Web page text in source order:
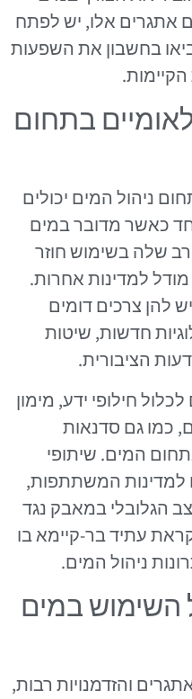
אתגרים אלו, יש לפתח
בחשבון את השפעות
בתחום
ניהול המים יכולים
כאשר מדובר במים
שלה בשימוש חוזר
למדינות אחרות.
להן צרכים דומים
חדשות, שיטות
הציבורית.
חילופי ידע, מימון
כמו גם סדנאות
המים. שיתופי
למדינות המשתתפות,
הגלובלי במאבק נגד
עתיד בר-קיימא בו
ניהול המים.
השימוש במים
והזדמנויות רבות,